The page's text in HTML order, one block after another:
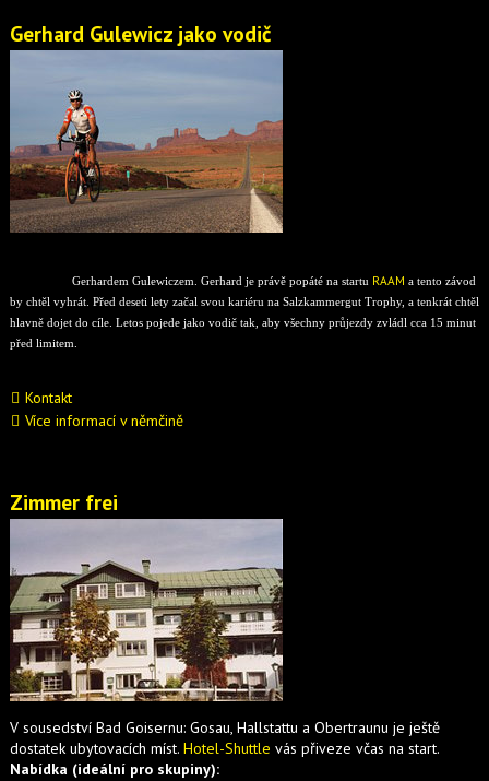
Gerhard Gulewicz jako vodič
Gerhardem Gulewiczem. Gerhard je právě popáté na startu RAAM a tento závod
by chtěl vyhrát. Před deseti lety začal svou kariéru na Salzkammergut Trophy, a tenkrát chtěl
hlavně dojet do cíle. Letos pojede jako vodič tak, aby všechny průjezdy zvládl cca 15 minut
před limitem.
Kontakt
Více informací v němčině
Zimmer frei
V sousedství Bad Goisernu: Gosau, Hallstattu a Obertraunu je ještě
dostatek ubytovacích míst. Hotel-Shuttle vás přiveze včas na start.
Nabídka (ideální pro skupiny):